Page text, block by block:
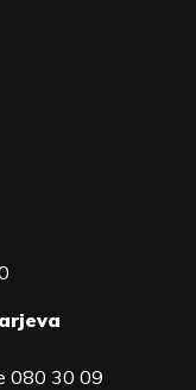
080 30 09